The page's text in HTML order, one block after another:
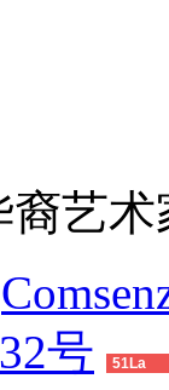
艺
号
51La